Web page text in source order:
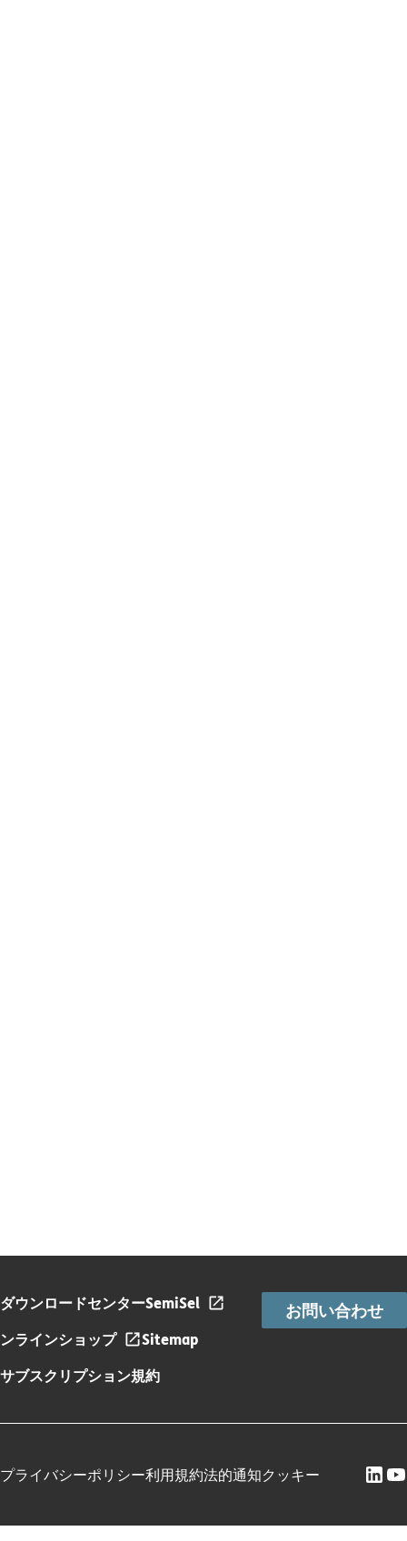
ダウンロードセンターSemiSel
ンラインショップ
Sitemap
サブスクリプション規約
お問い合わせ
プライバシーポリシー利用規約法的通知クッキー